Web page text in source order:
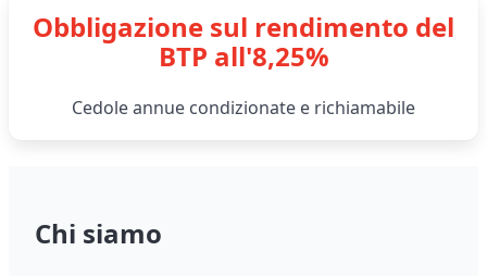
Obbligazione sul rendimento del
BTP all'8,25%
Cedole annue condizionate e richiamabile
Chi siamo